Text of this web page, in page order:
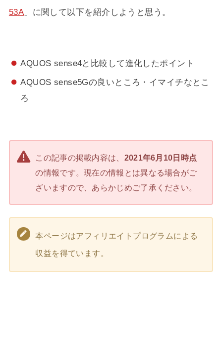
53A」に関して以下を紹介しようと思う。
AQUOS sense4と比較して進化したポイント
AQUOS sense5Gの良いところ・イマイチなとこ
ろ
この記事の掲載内容は、 2021年6月10日時点
の情報です。現在の情報とは異なる場合がご
ざいますので、あらかじめご了承ください。
本ページはアフィリエイトプログラムによる
収益を得ています。